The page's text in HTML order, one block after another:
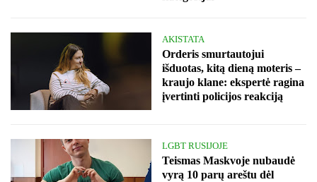
AKISTATA
Orderis smurtautojui
išduotas, kitą dieną moteris –
kraujo klane: ekspertė ragina
įvertinti policijos reakciją
LGBT RUSIJOJE
Teismas Maskvoje nubaudė
vyrą 10 parų areštu dėl